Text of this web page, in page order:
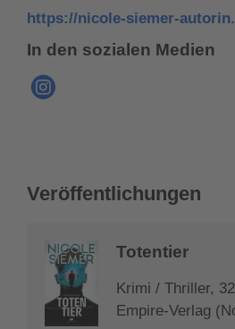
https://nicole-siemer-
In den sozialen Medien
Veröffentlichungen
Totentier
Krimi / Thriller,
Empire-Verlag